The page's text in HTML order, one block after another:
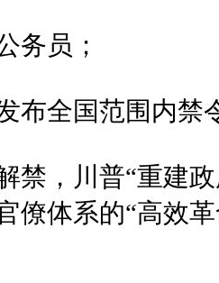
务员；
布全国范围内禁
禁，川普“重建
僚体系的“高效